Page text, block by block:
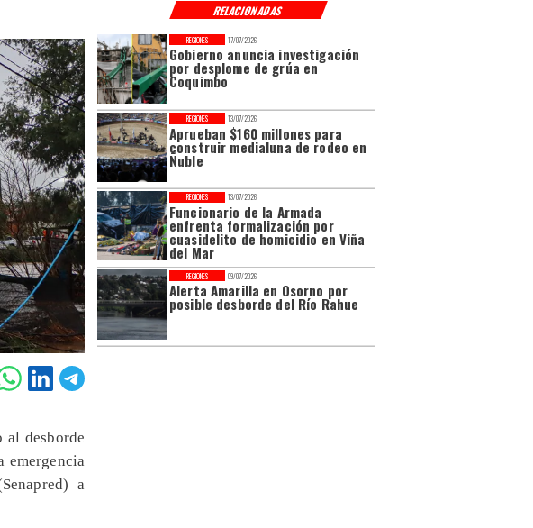
RELACIONADAS
17/07/2026
Gobierno anuncia investigación
por desplome de grúa en
Coquimbo
REGIONES
13/07/2026
Aprueban $160 millones para
construir medialuna de rodeo en
Ñuble
REGIONES
13/07/2026
Funcionario de la Armada
enfrenta formalización por
cuasidelito de homicidio en Viña
del Mar
REGIONES
09/07/2026
Alerta Amarilla en Osorno por
posible desborde del Río Rahue
REGIONES
al desborde
emergencia
a